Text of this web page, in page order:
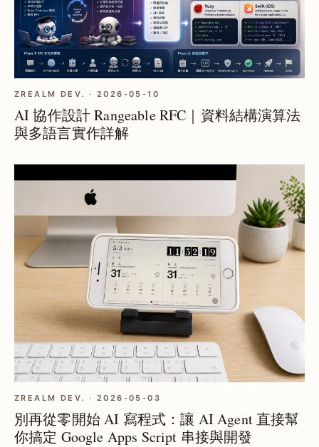
ZREALM DEV. · 2026-05-10
AI 協作設計 Rangeable RFC｜資料結構演算法
與多語言實作詳解
ZREALM DEV. · 2026-05-03
別再從零開始 AI 寫程式：讓 AI Agent 直接幫
你搞定 Google Apps Script 串接與開發